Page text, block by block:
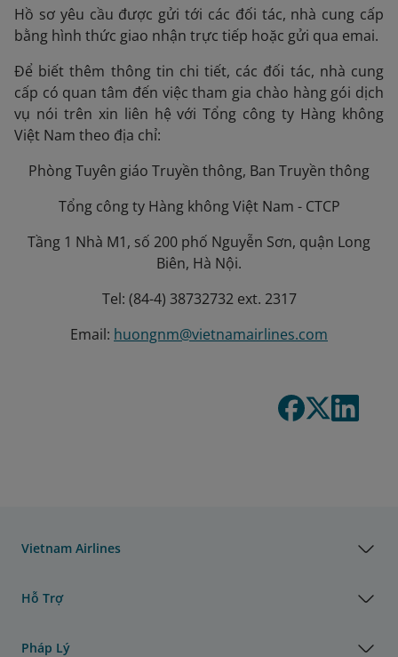
Hồ sơ yêu cầu được gửi tới các đối tác, nhà cung cấp
bằng hình thức giao nhận trực tiếp hoặc gửi qua emai.
Để biết thêm thông tin chi tiết, các đối tác, nhà cung
cấp có quan tâm đến việc tham gia chào hàng gói dịch
vụ nói trên xin liên hệ với Tổng công ty Hàng không
Việt Nam theo địa chỉ:
Phòng Tuyên giáo Truyền thông, Ban Truyền thông
Tổng công ty Hàng không Việt Nam - CTCP
Tầng 1 Nhà M1, số 200 phố Nguyễn Sơn, quận Long
Biên, Hà Nội.
Tel: (84-4) 38732732 ext. 2317
Email: huongnm@vietnamairlines.com
Vietnam Airlines
Hỗ Trợ
Pháp Lý